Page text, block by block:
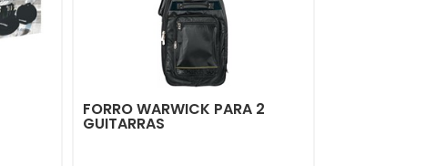
FORRO WARWICK PARA 2
GUITARRAS